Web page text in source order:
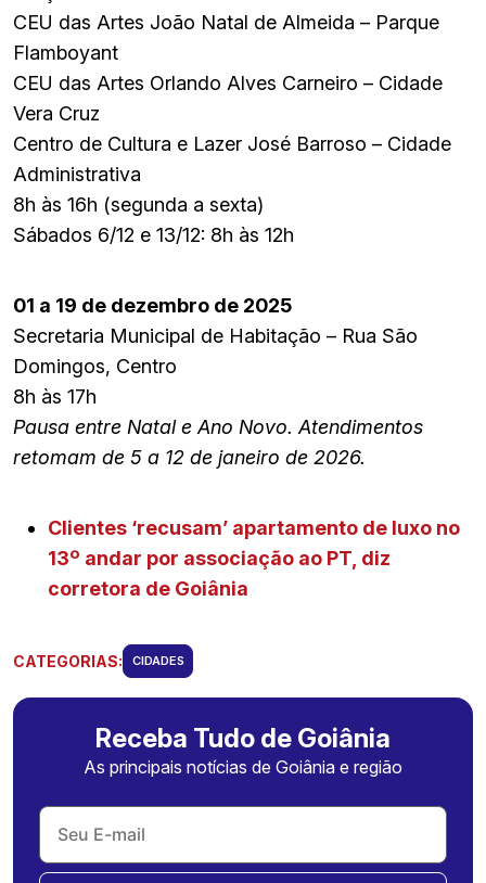
CEU das Artes João Natal de Almeida – Parque
Flamboyant
CEU das Artes Orlando Alves Carneiro – Cidade
Vera Cruz
Centro de Cultura e Lazer José Barroso – Cidade
Administrativa
8h às 16h (segunda a sexta)
Sábados 6/12 e 13/12: 8h às 12h
01 a 19 de dezembro de 2025
Secretaria Municipal de Habitação – Rua São
Domingos, Centro
8h às 17h
Pausa entre Natal e Ano Novo. Atendimentos
retomam de 5 a 12 de janeiro de 2026.
Clientes ‘recusam’ apartamento de luxo no
13º andar por associação ao PT, diz
corretora de Goiânia
CATEGORIAS: CIDADES
Receba Tudo de Goiânia
As principais notícias de Goiânia e região